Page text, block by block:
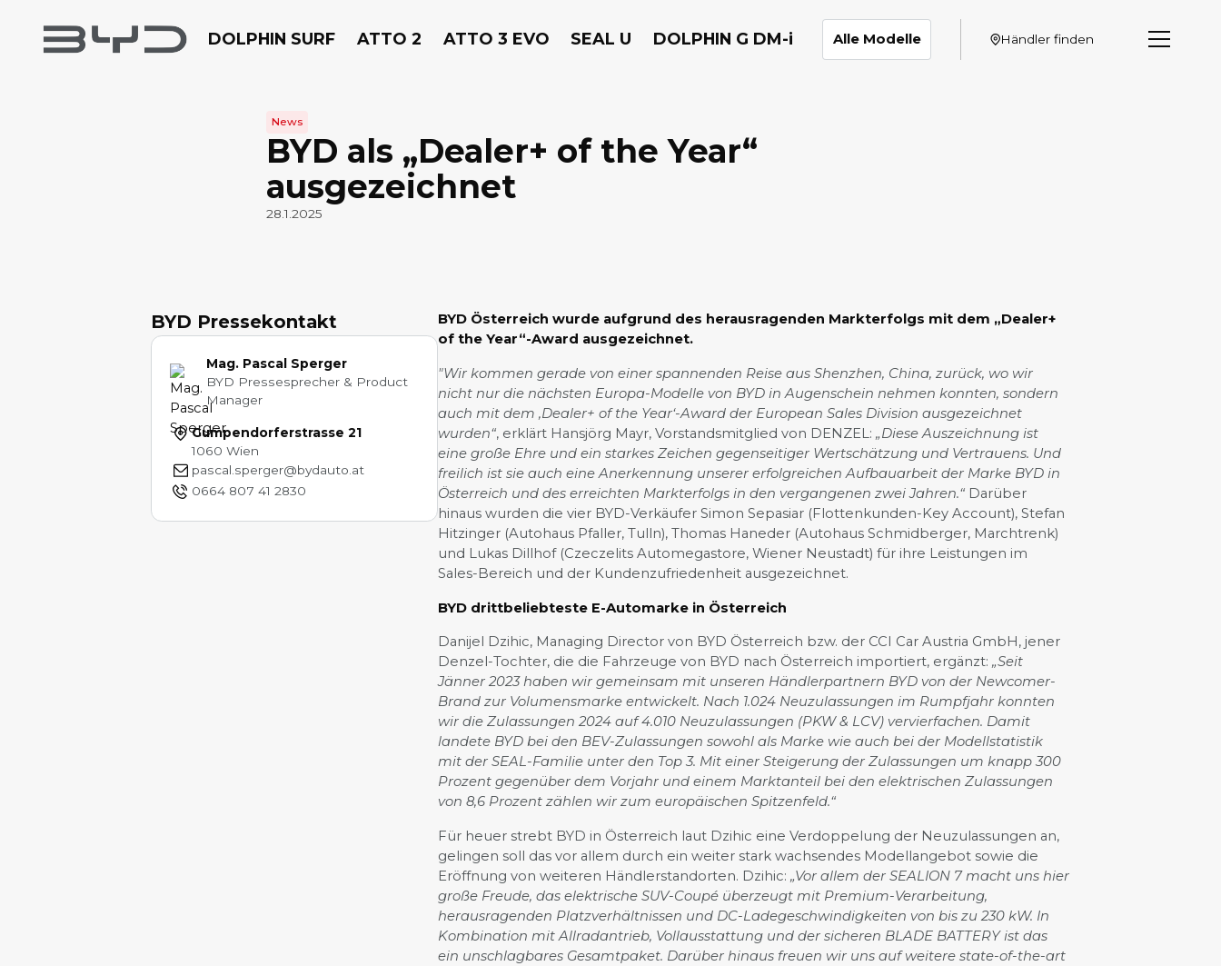
DOLPHIN SURF ATTO 2 ATTO 3 EVO SEAL U DOLPHIN G DM-i Alle Modelle Händler finden
News
BYD als „Dealer+ of the Year“
ausgezeichnet
28.1.2025
BYD Pressekontakt
Mag. Pascal Sperger
BYD Pressesprecher & Product
Manager
Gumpendorferstrasse 21
1060 Wien
pascal.sperger@bydauto.at
0664 807 41 2830
BYD Österreich wurde aufgrund des herausragenden Markterfolgs mit dem „Dealer+
of the Year“-Award ausgezeichnet.
"Wir kommen gerade von einer spannenden Reise aus Shenzhen, China, zurück, wo wir
nicht nur die nächsten Europa-Modelle von BYD in Augenschein nehmen konnten, sondern
auch mit dem ‚Dealer+ of the Year‘-Award der European Sales Division ausgezeichnet
wurden“, erklärt Hansjörg Mayr, Vorstandsmitglied von DENZEL: „Diese Auszeichnung ist
eine große Ehre und ein starkes Zeichen gegenseitiger Wertschätzung und Vertrauens. Und
freilich ist sie auch eine Anerkennung unserer erfolgreichen Aufbauarbeit der Marke BYD in
Österreich und des erreichten Markterfolgs in den vergangenen zwei Jahren.“ Darüber
hinaus wurden die vier BYD-Verkäufer Simon Sepasiar (Flottenkunden-Key Account), Stefan
Hitzinger (Autohaus Pfaller, Tulln), Thomas Haneder (Autohaus Schmidberger, Marchtrenk)
und Lukas Dillhof (Czeczelits Automegastore, Wiener Neustadt) für ihre Leistungen im
Sales-Bereich und der Kundenzufriedenheit ausgezeichnet.
BYD drittbeliebteste E-Automarke in Österreich
Danijel Dzihic, Managing Director von BYD Österreich bzw. der CCI Car Austria GmbH, jener
Denzel-Tochter, die die Fahrzeuge von BYD nach Österreich importiert, ergänzt:„Seit
Jänner 2023 haben wir gemeinsam mit unseren Händlerpartnern BYD von der Newcomer-
Brand zur Volumensmarke entwickelt. Nach 1.024 Neuzulassungen im Rumpfjahr konnten
wir die Zulassungen 2024 auf 4.010 Neuzulassungen (PKW & LCV) vervierfachen. Damit
landete BYD bei den BEV-Zulassungen sowohl als Marke wie auch bei der Modellstatistik
mit der SEAL-Familie unter den Top 3. Mit einer Steigerung der Zulassungen um knapp 300
Prozent gegenüber dem Vorjahr und einem Marktanteil bei den elektrischen Zulassungen
von 8,6 Prozent zählen wir zum europäischen Spitzenfeld.“
Für heuer strebt BYD in Österreich laut Dzihic eine Verdoppelung der Neuzulassungen an,
gelingen soll das vor allem durch ein weiter stark wachsendes Modellangebot sowie die
Eröffnung von weiteren Händlerstandorten. Dzihic: „Vor allem der SEALION 7 macht uns hier
große Freude, das elektrische SUV-Coupé überzeugt mit Premium-Verarbeitung,
herausragenden Platzverhältnissen und DC-Ladegeschwindigkeiten von bis zu 230 kW. In
Kombination mit Allradantrieb, Vollausstattung und der sicheren BLADE BATTERY ist das
ein unschlagbares Gesamtpaket. Darüber hinaus freuen wir uns auf weitere state-of-the-art